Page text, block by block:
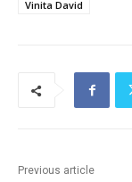
Vinita David
Previous article